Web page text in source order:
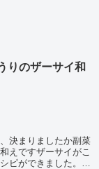
りのザーサイ和
決まりましたか副菜
えですザーサイがこ
ピができました。切